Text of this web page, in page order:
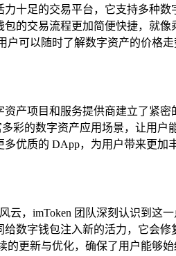
十足的交易平台，它支持多种
的交易流程更加简便快捷，就
可以随时了解数字资产的价格
产项目和服务提供商建立了紧
彩的数字资产应用场景，让用
优质的 DApp，为用户带来更加
，imToken 团队深刻认识到这
给数字钱包注入新的活力，它会
更新与优化，确保了用户能够